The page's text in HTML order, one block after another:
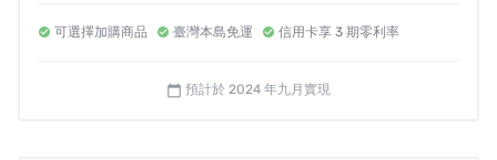
※平均１袋只要＄590元
（免運）錯過就回不來了！
可選擇加購商品 臺灣本島免運 信用卡享 3 期零利率
calendar_today 預計於 2024 年九月實現